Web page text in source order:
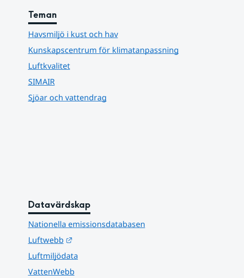
Teman
Havsmiljö i kust och hav
Kunskapscentrum för klimatanpassning
Luftkvalitet
SIMAIR
Sjöar och vattendrag
Datavärdskap
Nationella emissionsdatabasen
Luftwebb
Länk till annan webbplats.
Luftmiljödata
VattenWebb